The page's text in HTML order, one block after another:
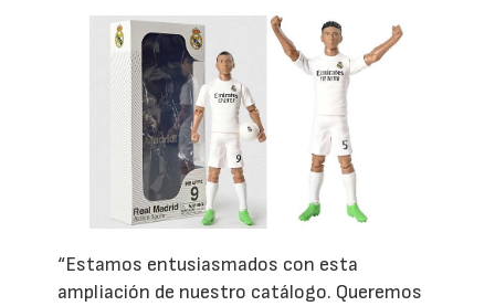
“Estamos entusiasmados con esta
ampliación de nuestro catálogo. Queremos